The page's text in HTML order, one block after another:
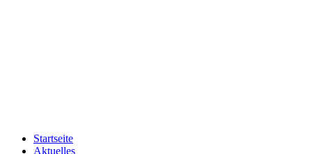
Startseite
Aktuelles